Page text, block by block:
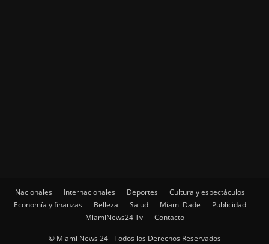
Nacionales Internacionales Deportes
Cultura y espectáculos
Economía y finanzas
Belleza Salud Miami Dade
Publicidad
MiamiNews24 Tv
Contacto
© Miami News 24 - Todos los Derechos Reservados